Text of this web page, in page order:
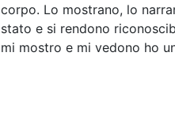
corpo. Lo mostrano, lo
stato e si rendono
mi mostro e mi vedono ho